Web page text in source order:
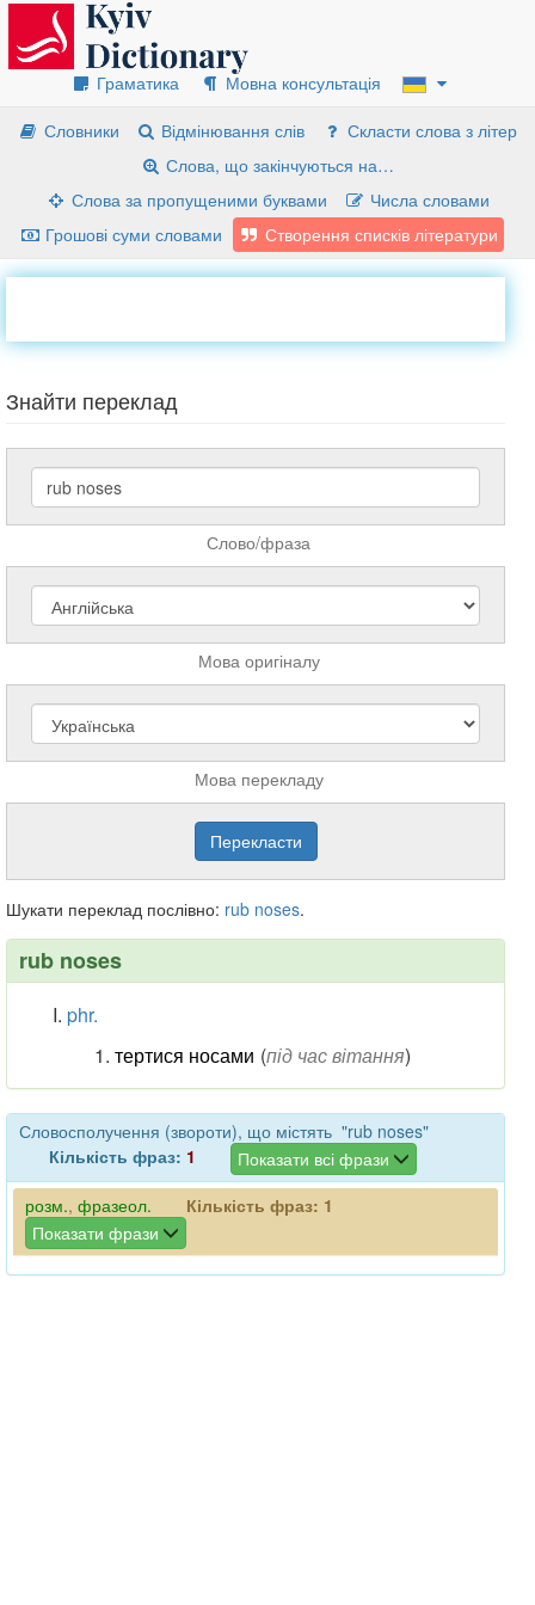
Граматика
Мовна консультація
Словники
Відмінювання слів
Скласти слова з літер
Слова, що закінчуються на…
Слова за пропущеними буквами
Числа словами
Грошові суми словами
Створення списків літератури
Знайти переклад
Слово/фраза
Мова оригіналу
Мова перекладу
Шукати переклад послівно: rub noses.
rub noses
phr.
тертися носами (під час вітання)
Словосполучення (звороти), що містять "rub noses"
Кількість фраз: 1
Показати всі фрази
розм., фразеол. Кількість фраз: 1
Показати фрази